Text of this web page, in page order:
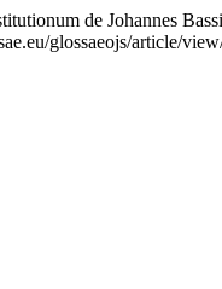
de Johannes
glossaeojs/article/